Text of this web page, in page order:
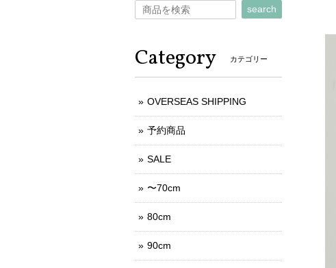
search
Category カテゴリー
OVERSEAS SHIPPING
予約商品
SALE
〜70cm
80cm
90cm